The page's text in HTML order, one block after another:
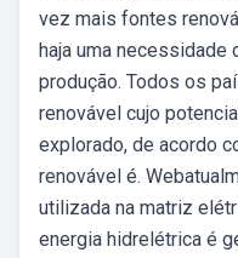
vez mais fontes
haja uma
produção. Todos os
renovável cujo
explorado, de acordo
renovável é.
utilizada na matriz
energia hidrelétrica é